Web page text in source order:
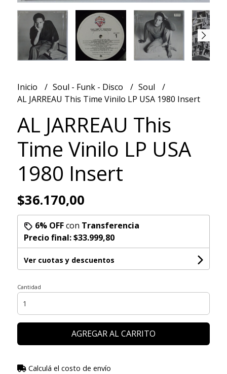
Inicio Soul - Funk - Disco
Soul
AL JARREAU This Time Vinilo LP USA 1980 Insert
AL JARREAU This
Time Vinilo LP USA
1980 Insert
$36.170,00
6% OFFcon Transferencia
Precio final:$33.999,80
Ver cuotas y descuentos
Cantidad
AGREGAR AL CARRITO
Calculá el costo de envío